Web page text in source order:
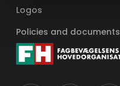
Logos
Policies and documents